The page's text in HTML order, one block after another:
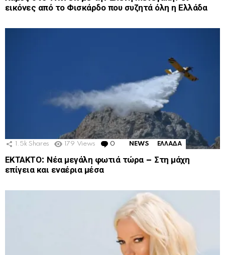
εικόνες από το Φισκάρδο που συζητά όλη η Ελλάδα
1.5k Shares 179 Views 0 Comments
NEWS ΕΛΛΑΔΑ
ΕΚΤΑΚΤΟ: Νέα μεγάλη φωτιά τώρα – Στη μάχη
επίγεια και εναέρια μέσα